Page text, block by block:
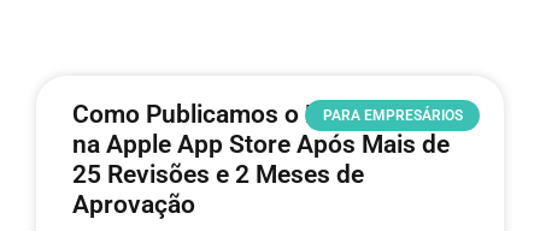
PARA EMPRESÁRIOS
Como Publicamos o Permute-se
na Apple App Store Após Mais de
25 Revisões e 2 Meses de
Aprovação